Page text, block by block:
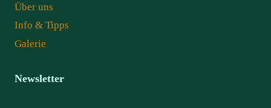
Über uns
Info & Tipps
Galerie
Newsletter